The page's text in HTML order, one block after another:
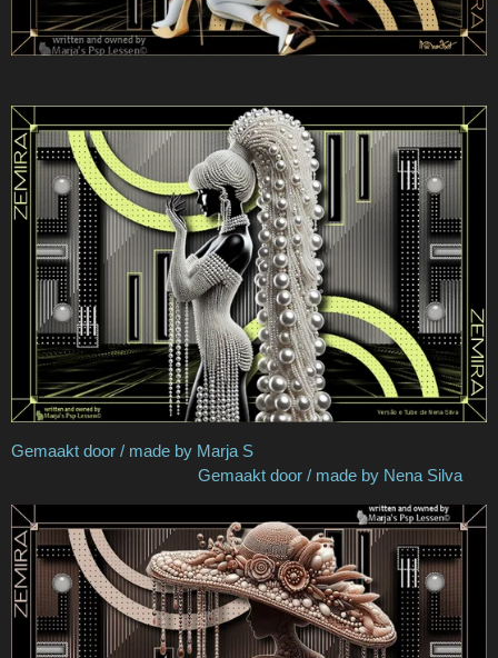
Gemaakt door / made by Marja S
Gemaakt door / made by Nena Silva